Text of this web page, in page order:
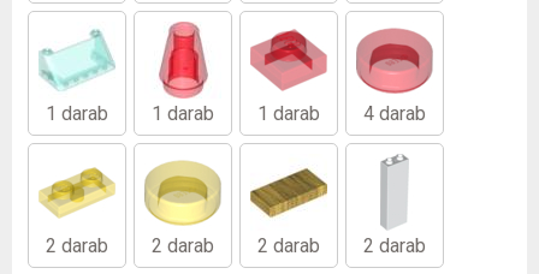
1 darab 1 darab 1 darab 4 darab
2 darab 2 darab 2 darab 2 darab